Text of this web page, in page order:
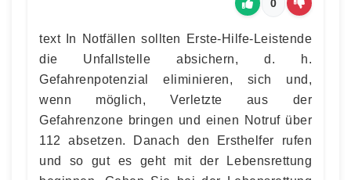
0
text In Notfällen sollten Erste-Hilfe-Leistende
die Unfallstelle absichern, d. h.
Gefahrenpotenzial eliminieren, sich und,
wenn möglich, Verletzte aus der
Gefahrenzone bringen und einen Notruf über
112 absetzen. Danach den Ersthelfer rufen
und so gut es geht mit der Lebensrettung